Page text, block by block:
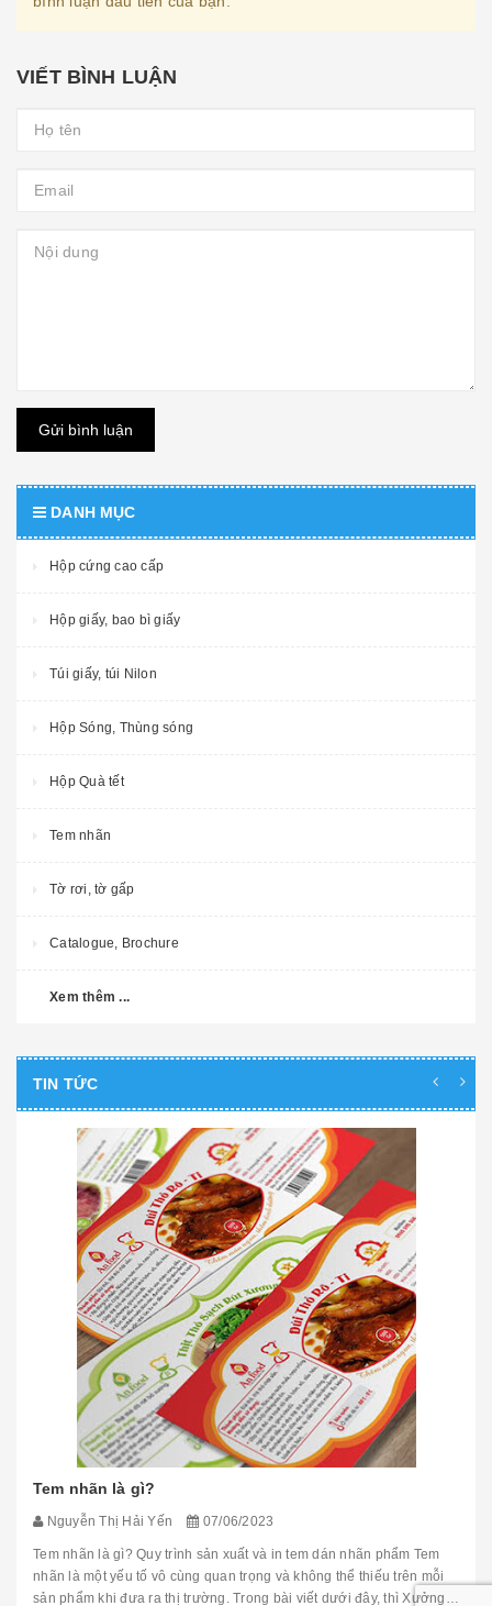
VIẾT BÌNH LUẬN
Gửi bình luận
DANH MỤC
Hộp cứng cao cấp
Hộp giấy, bao bì giấy
Túi giấy, túi Nilon
Hộp Sóng, Thùng sóng
Hộp Quà tết
Tem nhãn
Tờ rơi, tờ gấp
Catalogue, Brochure
Xem thêm ...
TIN TỨC
Tem nhãn là gì?
Nguyễn Thị Hải Yến 07/06/2023
Tem nhãn là gì? Quy trình sản xuất và in tem dán nhãn phẩm Tem
nhãn là một yếu tố vô cùng quan trọng và không thể thiếu trên mỗi
sản phẩm khi đưa ra thị trường. Trong bài viết dưới đây, thì Xưởng